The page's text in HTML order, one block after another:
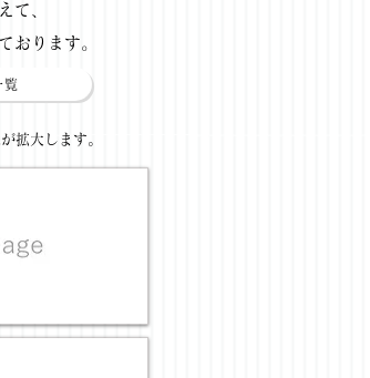
て、
おります。
覧
拡大します。